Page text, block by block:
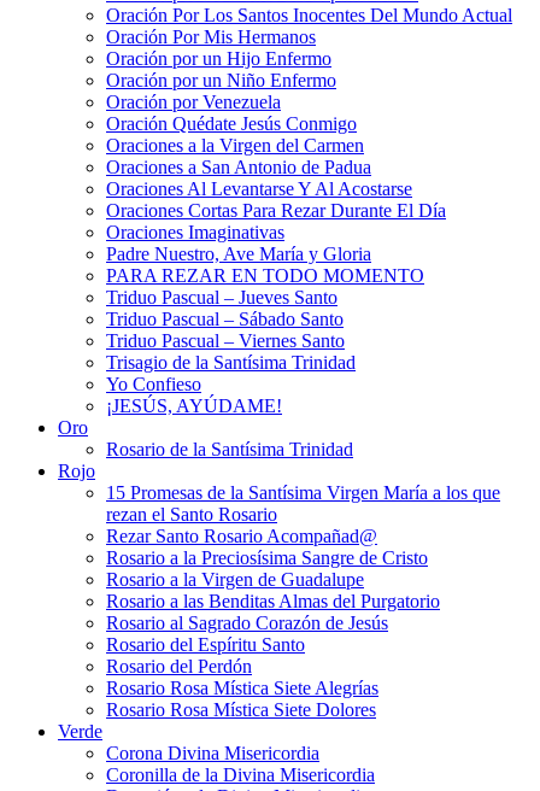
Oración Por Los Santos Inocentes Del Mundo Actual
Oración Por Mis Hermanos
Oración por un Hijo Enfermo
Oración por un Niño Enfermo
Oración por Venezuela
Oración Quédate Jesús Conmigo
Oraciones a la Virgen del Carmen
Oraciones a San Antonio de Padua
Oraciones Al Levantarse Y Al Acostarse
Oraciones Cortas Para Rezar Durante El Día
Oraciones Imaginativas
Padre Nuestro, Ave María y Gloria
PARA REZAR EN TODO MOMENTO
Triduo Pascual – Jueves Santo
Triduo Pascual – Sábado Santo
Triduo Pascual – Viernes Santo
Trisagio de la Santísima Trinidad
Yo Confieso
¡JESÚS, AYÚDAME!
Oro
Rosario de la Santísima Trinidad
Rojo
15 Promesas de la Santísima Virgen María a los que
rezan el Santo Rosario
Rezar Santo Rosario Acompañad@
Rosario a la Preciosísima Sangre de Cristo
Rosario a la Virgen de Guadalupe
Rosario a las Benditas Almas del Purgatorio
Rosario al Sagrado Corazón de Jesús
Rosario del Espíritu Santo
Rosario del Perdón
Rosario Rosa Mística Siete Alegrías
Rosario Rosa Mística Siete Dolores
Verde
Corona Divina Misericordia
Coronilla de la Divina Misericordia